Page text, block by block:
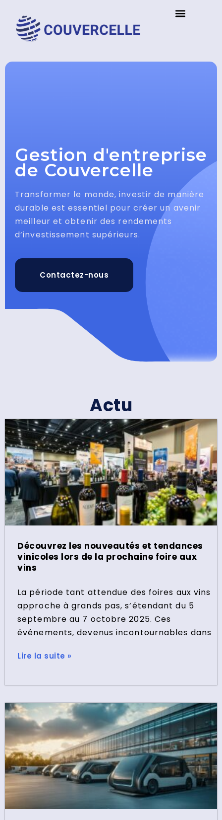
Gestion d'entreprise
de Couvercelle
Transformer le monde, investir de manière
durable est essentiel pour créer un avenir
meilleur et obtenir des rendements
d’investissement supérieurs.
Contactez-nous
Actu
Découvrez les nouveautés et tendances
vinicoles lors de la prochaine foire aux
vins
La période tant attendue des foires aux vins
approche à grands pas, s’étendant du 5
septembre au 7 octobre 2025. Ces
événements, devenus incontournables dans
Lire la suite »